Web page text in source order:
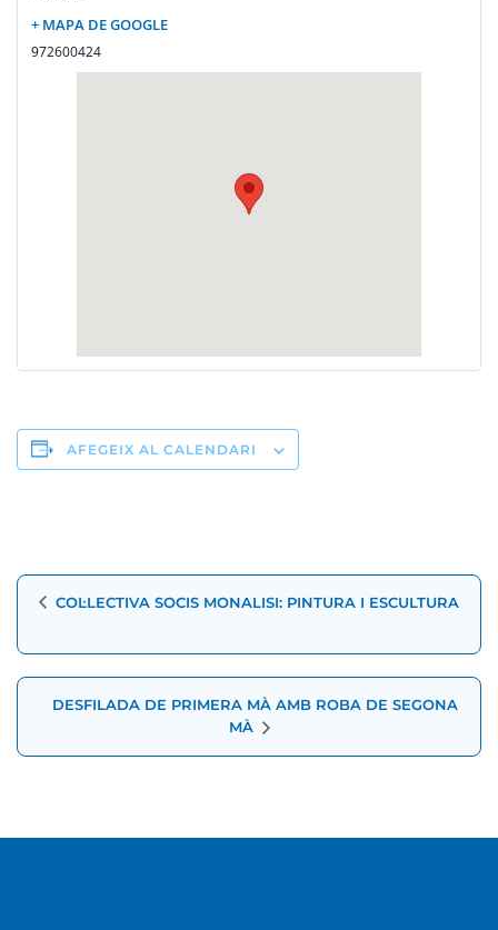
+ MAPA DE GOOGLE
972600424
AFEGEIX AL CALENDARI
Navegació
d'Esdeveniment
COL·LECTIVA SOCIS MONALISI: PINTURA I ESCULTURA
DESFILADA DE PRIMERA MÀ AMB ROBA DE SEGONA
MÀ